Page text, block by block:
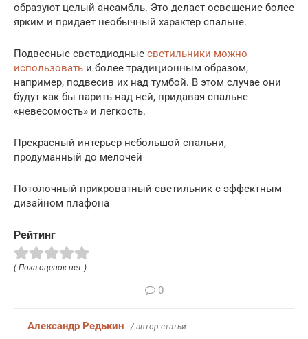
образуют целый ансамбль. Это делает освещение более
ярким и придает необычный характер спальне.
Подвесные светодиодные светильники можно
использовать и более традиционным образом,
например, подвесив их над тумбой. В этом случае они
будут как бы парить над ней, придавая спальне
«невесомость» и легкость.
Прекрасный интерьер небольшой спальни,
продуманный до мелочей
Потолочный прикроватный светильник с эффектным
дизайном плафона
Рейтинг
( Пока оценок нет )
0
Александр Редькин / автор статьи